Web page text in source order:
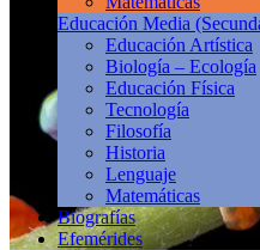
Educación Media
Educación Artística
Biología – Ecología
Educación Física
Tecnología
Filosofía
Historia
Lenguaje
Matemáticas
Biografías
Efemérides